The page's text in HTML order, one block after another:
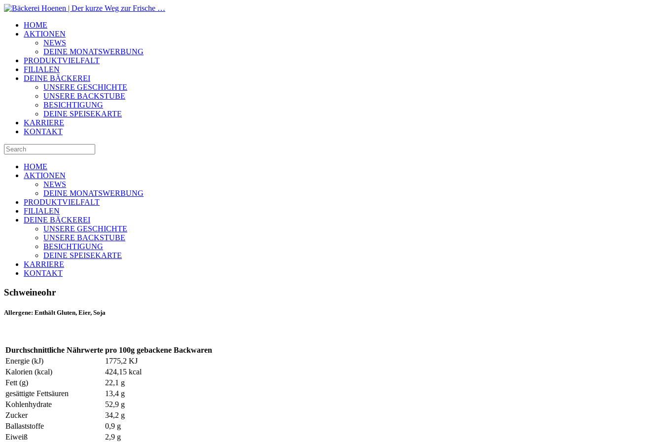
HOME
AKTIONEN
NEWS
DEINE MONATSWERBUNG
PRODUKTVIELFALT
FILIALEN
DEINE BÄCKEREI
UNSERE GESCHICHTE
UNSERE BACKSTUBE
BESICHTIGUNG
DEINE SPEISEKARTE
KARRIERE
KONTAKT
HOME
AKTIONEN
NEWS
DEINE MONATSWERBUNG
PRODUKTVIELFALT
FILIALEN
DEINE BÄCKEREI
UNSERE GESCHICHTE
UNSERE BACKSTUBE
BESICHTIGUNG
DEINE SPEISEKARTE
KARRIERE
KONTAKT
Schweineohr
Allergene: Enthält Gluten, Eier, Soja
Durchschnittliche Nährwerte pro 100g gebackene Backwaren
Energie (kJ)
1775,2 KJ
Kalorien (kcal)
424,15 kcal
Fett (g)
22,1 g
gesättigte Fettsäuren
13,4 g
Kohlenhydrate
52,9 g
Zucker
34,2 g
Ballaststoffe
0,9 g
Eiweiß
2,9 g